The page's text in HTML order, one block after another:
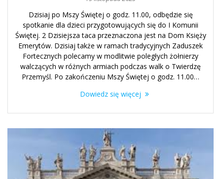
Dzisiaj po Mszy Świętej o godz. 11.00, odbędzie się
spotkanie dla dzieci przygotowujących się do I Komunii
Świętej. 2 Dzisiejsza taca przeznaczona jest na Dom Księży
Emerytów. Dzisiaj także w ramach tradycyjnych Zaduszek
Fortecznych polecamy w modlitwie poległych żołnierzy
walczących w różnych armiach podczas walk o Twierdzę
Przemyśl. Po zakończeniu Mszy Świętej o godz. 11.00…
Dowiedz się więcej